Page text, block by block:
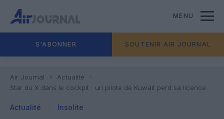
MENU
S'ABONNER SOUTENIR AIR JOURNAL
Air Journal
Actualité
Star du X dans le cockpit : un pilote de Kuwait perd sa licence
Actualité Insolite